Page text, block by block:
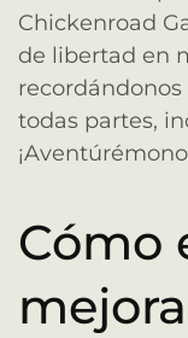
Chickenroad
de libertad en
todas partes,
Cómo